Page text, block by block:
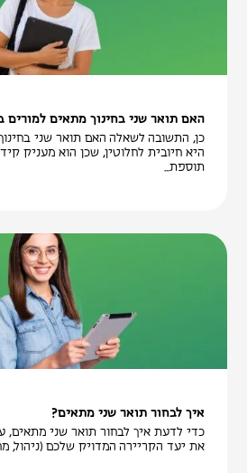
האם תואר שני בחינוך מתאים למורים
כן, התשובה לשאלה האם תואר שני
היא חיובית לחלוטין, שכן הוא מעניק
תוספת...
איך לבחור תואר שני מתאים?
כדי לדעת איך לבחור תואר שני מתאים,
את יעד הקריירה המדויק שלכם (ניהול,